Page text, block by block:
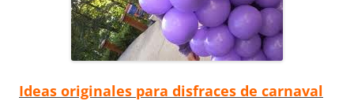
Ideas originales para disfraces de carnaval